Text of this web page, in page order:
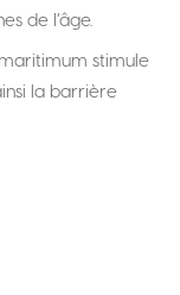
de l’âge.
stimule
la barrière